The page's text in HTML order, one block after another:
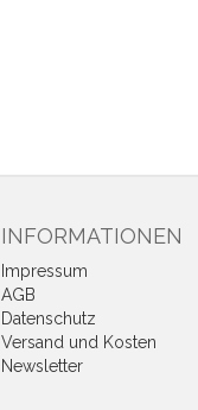
INFORMATIONEN
Impressum
AGB
Datenschutz
Versand und Kosten
Newsletter